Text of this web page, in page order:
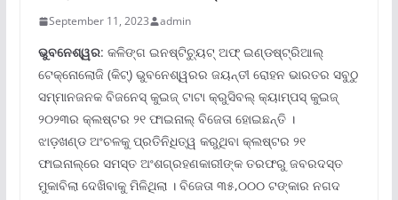
September 11, 2023 admin
ଭୁବନେଶ୍ୱର: କଳିଙ୍ଗ ଇନଷ୍ଟିଚ୍ୟୁଟ୍ ଅଫ୍ ଇଣ୍ଡଷ୍ଟ୍ରିଆଲ୍
ଟେକ୍ନୋଲୋଜି (କିଟ୍‌) ଭୁବନେଶ୍ୱରର ଜୟନ୍ତୀ ରୋହନ ଭାରତର ସବୁଠୁ
ସମ୍ମାନଜନକ ବିଜନେସ୍ କୁଇଜ୍ ଟାଟା କ୍ରୁସିବଲ୍ କ୍ୟାମ୍ପସ୍ କୁଇଜ୍
୨୦୨୩ର କ୍ଲଷ୍ଟର ୨୧ ଫାଇନାଲ୍ ବିଜେତା ହୋଇଛନ୍ତି ।
ଝାଡ଼ଖଣ୍ଡ ଅଂଚଳକୁ ପ୍ରତିନିଧିତ୍ୱ କରୁଥିବା କ୍ଲଷ୍ଟର ୨୧
ଫାଇନାଲ୍‌ରେ ସମସ୍ତ ଅଂଶଗ୍ରହଣକାରୀଙ୍କ ତରଫରୁ ଜବରଦସ୍ତ
ମୁକାବିଲା ଦେଖିବାକୁ ମିଳିଥିଲା । ବିଜେତା ୩୫,୦୦୦ ଟଙ୍କାର ନଗଦ